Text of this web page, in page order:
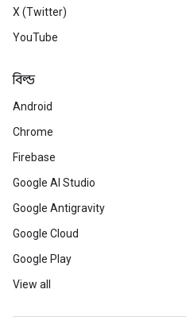
X (Twitter)
YouTube
বিল্ড
Android
Chrome
Firebase
Google AI Studio
Google Antigravity
Google Cloud
Google Play
View all